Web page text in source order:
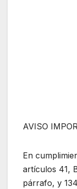
AVISO
En
artículos 41,
párrafo, y